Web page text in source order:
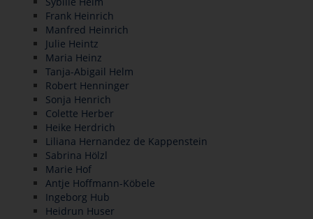
Frank Heinrich
Manfred Heinrich
Julie Heintz
Maria Heinz
Tanja-Abigail Helm
Robert Henninger
Sonja Henrich
Colette Herber
Heike Herdrich
Liliana Hernandez de Kappenstein
Sabrina Hölzl
Marie Hof
Antje Hoffmann-Köbele
Ingeborg Hub
Heidrun Huser